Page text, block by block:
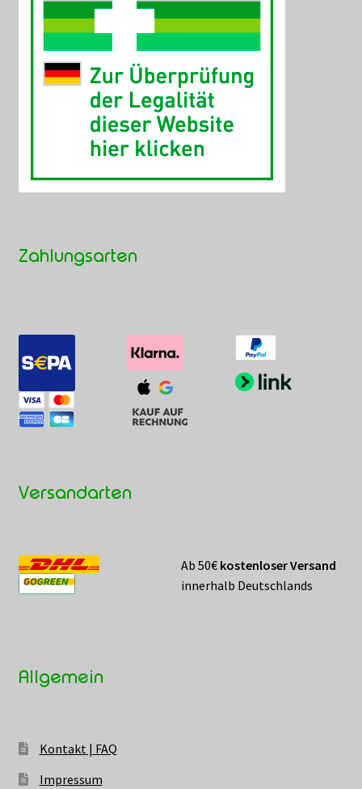
Zahlungsarten
Versandarten
Ab 50€ kostenloser Versand
innerhalb Deutschlands
Allgemein
Kontakt | FAQ
Impressum